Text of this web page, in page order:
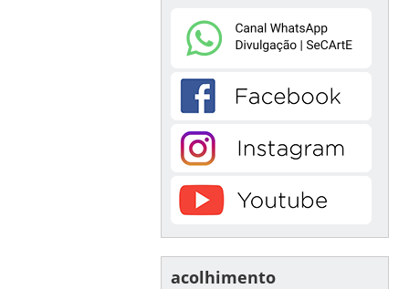
acolhimento